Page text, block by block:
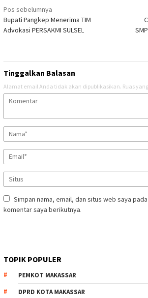
Navigasi
pos
Pos sebelumnya
Bupati Pangkep Menerima TIM
Advokasi PERSAKMI SULSEL
Tinggalkan Balasan
Alamat email Anda tidak akan dipublikasikan. Ruas
Simpan nama, email, dan situs web saya
komentar saya berikutnya.
TOPIK POPULER
PEMKOT MAKASSAR
DPRD KOTA MAKASSAR